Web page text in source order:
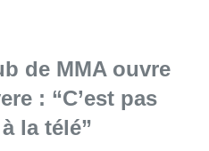
de MMA ouvre
: “C’est pas
la télé”